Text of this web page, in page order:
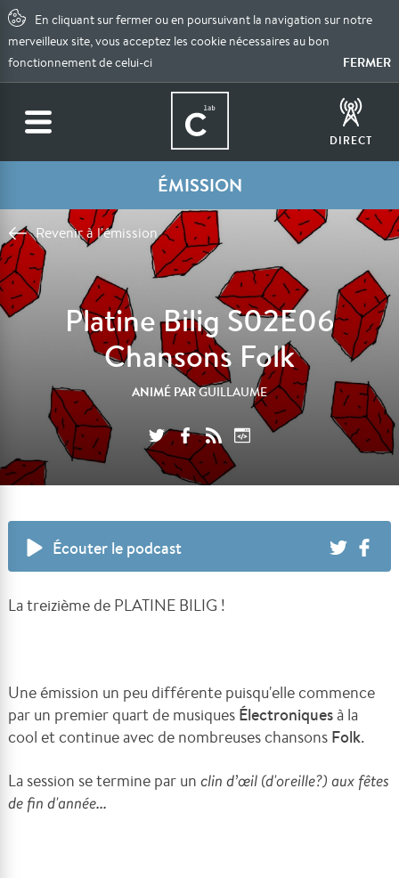
En cliquant sur fermer ou en poursuivant la navigation sur notre
merveilleux site, vous acceptez les cookie nécessaires au bon
fonctionnement de celui-ci
FERMER
DIRECT
ÉMISSION
Revenir à l'émission
Platine Bilig S02E06
Chansons Folk
ANIMÉ PARGUILLAUME
Écouter le podcast
La treizième de PLATINE BILIG !
Une émission un peu différente puisqu'elle commence
par un premier quart de musiques Électroniquesà la
cool et continue avec de nombreuses chansons Folk.
La session se termine par unclin d’œil (d'oreille?) aux fêtes
de fin d'année...